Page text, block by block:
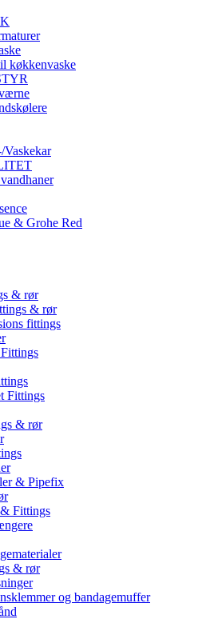
køkkenvaske
Vaskekar
& Grohe Red
& rør
& rør
fittings
Fittings
& rør
& Pipefix
Fittings
& rør
og bandagemuffer